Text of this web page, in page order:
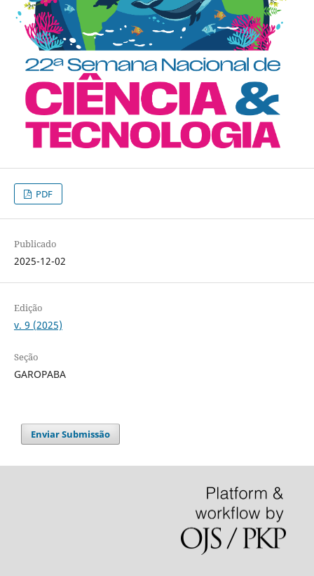
PDF
Publicado
2025-12-02
Edição
v. 9 (2025)
Seção
GAROPABA
Enviar Submissão